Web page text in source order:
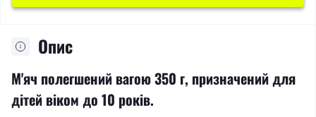
Опис
М'яч полегшений вагою 350 г, призначений для
дітей віком до 10 років.